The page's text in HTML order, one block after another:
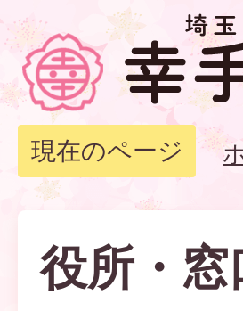
現在のページ
役所・窓